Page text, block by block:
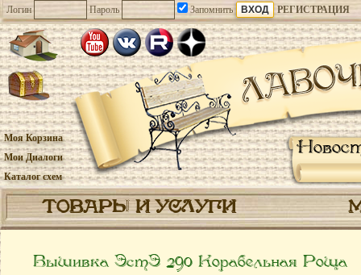
Логин Пароль Запомнить РЕГИСТРАЦИЯ
Моя Корзина
Мои Диалоги
Каталог схем
ТОВАРЫ И УСЛУГИ
Вышивка ЭстЭ 290 Корабельная Роща